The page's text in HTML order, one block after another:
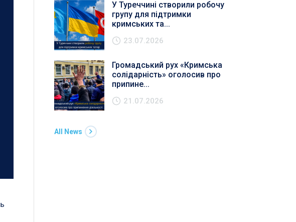
У Туреччині створили робочу
групу для підтримки
кримських та...
23.07.2026
Громадський рух «Кримська
солідарність» оголосив про
припине...
21.07.2026
All News